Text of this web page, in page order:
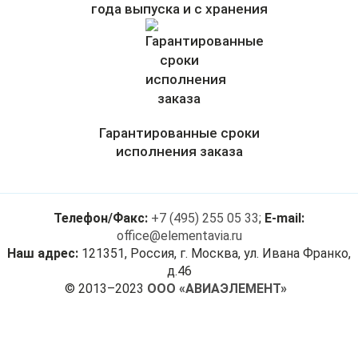
года выпуска и с хранения
Гарантированные сроки
исполнения заказа
Телефон/Факс: +7 (495) 255 05 33; E-mail:
office@elementavia.ru
Наш адрес: 121351, Россия, г. Москва, ул. Ивана Франко,
д.46
© 2013–2023 ООО «АВИАЭЛЕМЕНТ»